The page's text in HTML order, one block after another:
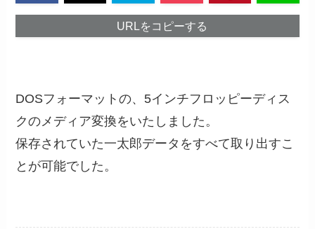
URLをコピーする
DOSフォーマットの、5インチフロッピーディス
クのメディア変換をいたしました。
保存されていた一太郎データをすべて取り出すこ
とが可能でした。